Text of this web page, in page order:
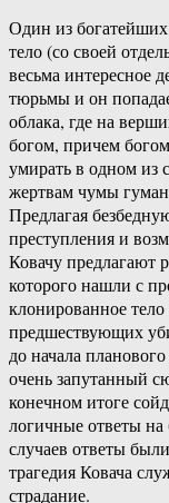
Один из
тело (со своей
весьма интересное
тюрьмы и он
облака, где на
богом, причем
умирать в одном из
жертвам чумы
Предлагая
преступления и
Ковачу предлагают
которого нашли с
клонированное
предшествующих
до начала
очень запутанный
конечном итоге
логичные ответы на
случаев ответы
трагедия Ковача
страдание.